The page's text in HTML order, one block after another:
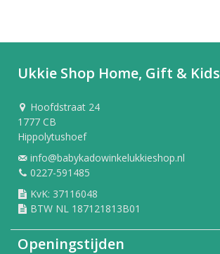
Ukkie Shop Home, Gift & Kids
Hoofdstraat 24
1777 CB
Hippolytushoef
info@babykadowinkelukkieshop.nl
0227-591485
KvK: 37116048
BTW NL 187121813B01
Openingstijden